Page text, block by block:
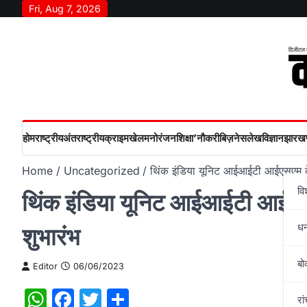
Fri, Aug 7, 2026
होमराष्‍ट्रीयअंतराष्‍ट्रीयक्राइमखेलमनोरंजनशिक्षा’नौकरीबिज़नेसलेखविज्ञान
Home Uncategorized थिंक इंडिया यूनिट आईआईटी आईएसएम
थिंक इंडिया यूनिट आईआईटी
शुभारंभ
Editor 06/06/2023
WhatsApp
Facebook
Twitter